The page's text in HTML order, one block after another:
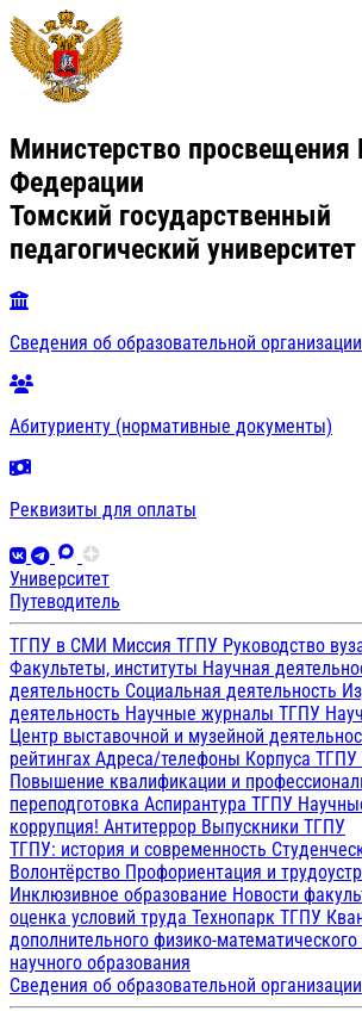
Министерство просвещения
Федерации
Томский государственный
педагогический университет
Сведения об образовательной организации
Абитуриенту (нормативные документы)
Реквизиты для оплаты
Университет
Путеводитель
ТГПУ в СМИ Миссия ТГПУ Руководство
Факультеты, институты Научная
деятельность Социальная деятельность
деятельность Научные журналы ТГПУ
Центр выставочной и музейной
рейтингах Адреса/телефоны Корпуса ТГПУ
Повышение квалификации и
переподготовка Аспирантура ТГПУ
коррупция! Антитеррор Выпускники ТГПУ
ТГПУ: история и современность
Волонтёрство Профориентация и
Инклюзивное образование Новости
оценка условий труда Технопарк ТГПУ
дополнительного физико-математического
научного образования
Сведения об образовательной организации